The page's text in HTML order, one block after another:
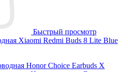
Быстрый просмотр
Xiaomi Redmi Buds 8 Lite Blue